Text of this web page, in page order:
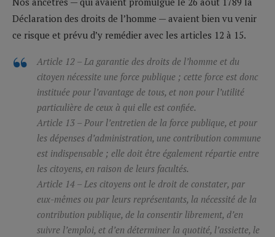
Déclaration des droits de l’homme — avaient bien vu venir
ce risque et prévu d’y remédier avec les articles 12 à 15.
Article 12 – La garantie des droits de l’homme et du
citoyen nécessite une force publique ; cette force est donc
instituée pour l’avantage de tous, et non pour l’utilité
particulière de ceux à qui elle est confiée.
Article 13 – Pour l’entretien de la force publique, et pour
les dépenses d’administration, une contribution commune
est indispensable ; elle doit être également répartie entre
les citoyens, en raison de leurs facultés.
Article 14 – Les citoyens ont le droit de constater, par
eux-mêmes ou par leurs représentants, la nécessité de la
contribution publique, de la consentir librement, d’en
suivre l’emploi, et d’en déterminer la quotité, l’assiette, le